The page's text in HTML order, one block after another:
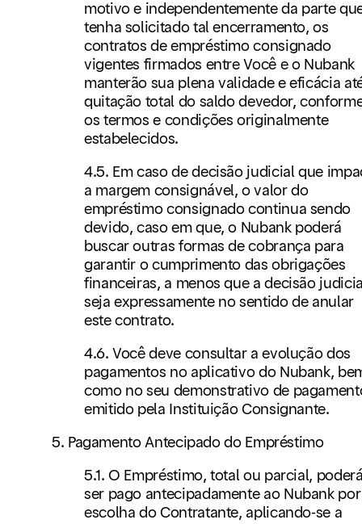
motivo e independentemente da parte
tenha solicitado tal encerramento, os
contratos de empréstimo consignado
vigentes firmados entre Você e o Nubank
manterão sua plena validade e eficácia
quitação total do saldo devedor,
os termos e condições originalmente
estabelecidos.
4.5. Em caso de decisão judicial que
a margem consignável, o valor do
empréstimo consignado continua sendo
devido, caso em que, o Nubank poderá
buscar outras formas de cobrança para
garantir o cumprimento das obrigações
financeiras, a menos que a decisão
seja expressamente no sentido de anular
este contrato.
4.6. Você deve consultar a evolução dos
pagamentos no aplicativo do Nubank,
como no seu demonstrativo de
emitido pela Instituição Consignante.
5. Pagamento Antecipado do Empréstimo
5.1. O Empréstimo, total ou parcial,
ser pago antecipadamente ao Nubank por
escolha do Contratante, aplicando-se a